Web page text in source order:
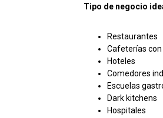
Tipo de negocio
Restaurantes
Cafeterías
Hoteles
Comedores
Escuelas
Dark kitchens
Hospitales